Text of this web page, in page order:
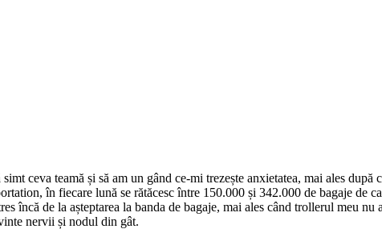
ceva teamă și să am un gând ce-mi trezește anxietatea, mai ales după
în fiecare lună se rătăcesc între 150.000 și 342.000 de bagaje de
încă de la așteptarea la banda de bagaje, mai ales când trollerul meu
nervii și nodul din gât.